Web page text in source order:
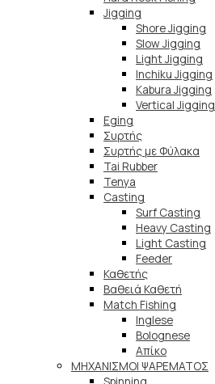
Jigging
Shore Jigging
Slow Jigging
Light Jigging
Inchiku Jigging
Kabura Jigging
Vertical Jigging
Eging
Συρτής
Συρτής με Φύλακα
Tai Rubber
Tenya
Casting
Surf Casting
Heavy Casting
Light Casting
Feeder
Καθετής
Βαθειά Καθετή
Match Fishing
Inglese
Bolognese
Απίκο
ΜΗΧΑΝΙΣΜΟΙ ΨΑΡΕΜΑΤΟΣ